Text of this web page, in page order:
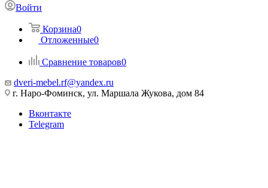
Войти
Корзина0
Отложенные0
Сравнение товаров0
dveri-mebel.rf@yandex.ru
г. Наро-Фоминск, ул. Маршала Жукова, дом 84
Вконтакте
Telegram